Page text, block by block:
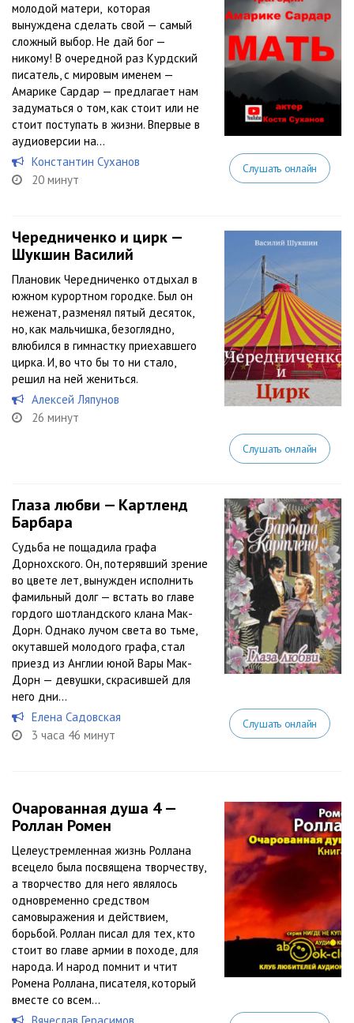
молодой матери, которая
вынуждена сделать свой — самый
сложный выбор. Не дай бог —
никому! В очередной раз Курдский
писатель, с мировым именем —
Амарике Сардар — предлагает нам
задуматься о том, как стоит или не
стоит поступать в жизни. Впервые в
аудиоверсии на...
Константин Суханов
20 минут
Слушать онлайн
Чередниченко и цирк —
Шукшин Василий
Плановик Чередниченко отдыхал в
южном курортном городке. Был он
неженат, разменял пятый десяток,
но, как мальчишка, безоглядно,
влюбился в гимнастку приехавшего
цирка. И, во что бы то ни стало,
решил на ней жениться.
Алексей Ляпунов
26 минут
Слушать онлайн
Глаза любви — Картленд
Барбара
Судьба не пощадила графа
Дорнохского. Он, потерявший зрение
во цвете лет, вынужден исполнить
фамильный долг — встать во главе
гордого шотландского клана Мак-
Дорн. Однако лучом света во тьме,
окутавшей молодого графа, стал
приезд из Англии юной Вары Мак-
Дорн — девушки, скрасившей для
него дни...
Елена Садовская
3 часа 46 минут
Слушать онлайн
Очарованная душа 4 —
Роллан Ромен
Целеустремленная жизнь Роллана
всецело была посвящена творчеству,
а творчество для него являлось
одновременно средством
самовыражения и действием,
борьбой. Роллан писал для тех, кто
стоит во главе армии в походе, для
народа. И народ помнит и чтит
Ромена Роллана, писателя, который
вместе со всем...